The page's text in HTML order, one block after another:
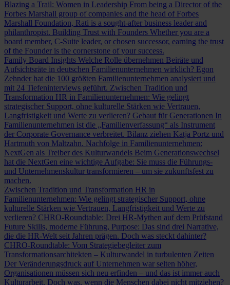
Blazing a Trail: Women in Leadership From being a Director of the
Forbes Marshall group of companies and the head of Forbes
Marshall Foundation, Rati is a sought-after business leader and
philanthropist. Building Trust with Founders Whether you are a
board member, C-Suite leader, or chosen successor, earning the trust
of the Founder is the cornerstone of your success.
Family Board Insights Welche Rolle übernehmen Beiräte und
Aufsichtsräte in deutschen Familienunternehmen wirklich? Egon
Zehnder hat die 100 größten Familienunternehmen analysiert und
mit 24 Tiefeninterviews geführt. Zwischen Tradition und
Transformation HR in Familienunternehmen: Wie gelingt
strategischer Support, ohne kulturelle Stärken wie Vertrauen,
Langfristigkeit und Werte zu verlieren? Gebaut für Generationen In
Familienunternehmen ist die „Familienverfassung“ als Instrument
der Corporate Governance verbreitet. Bilanz ziehen Katja Portz und
Hartmuth von Maltzahn. Nachfolge in Familienunternehmen:
NextGen als Treiber des Kulturwandels Beim Generationswechsel
hat die NextGen eine wichtige Aufgabe: Sie muss die Führungs-
und Unternehmenskultur transformieren – um sie zukunftsfest zu
machen.
Zwischen Tradition und Transformation HR in
Familienunternehmen: Wie gelingt strategischer Support, ohne
kulturelle Stärken wie Vertrauen, Langfristigkeit und Werte zu
verlieren? CHRO-Roundtable: Drei HR-Mythen auf dem Prüfstand
Future Skills, moderne Führung, Purpose: Das sind drei Narrative,
die die HR-Welt seit Jahren prägen. Doch was steckt dahinter?
CHRO-Roundtable: Vom Strategiebegleiter zum
Transformationsarchitekten – Kulturwandel in turbulenten Zeiten
Der Veränderungsdruck auf Unternehmen war selten höher,
Organisationen müssen sich neu erfinden – und das ist immer auch
Kulturarbeit. Doch was, wenn die Menschen dabei nicht mitziehen?